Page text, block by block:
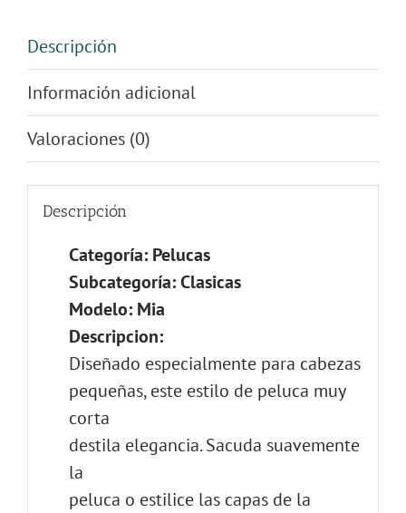
Descripción
Información adicional
Valoraciones (0)
Descripción
Categoría: Pelucas
Subcategoría: Clasicas
Modelo: Mia
Descripcion:
Diseñado especialmente para cabezas
pequeñas, este estilo de peluca muy
corta
destila elegancia. Sacuda suavemente
la
peluca o estilice las capas de la